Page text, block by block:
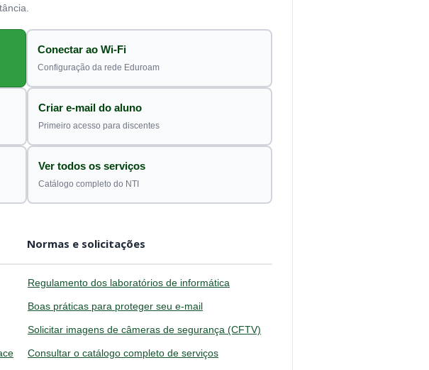
Conectar ao Wi-Fi
Configuração da rede Eduroam
Criar e-mail do aluno
Primeiro acesso para discentes
Ver todos os serviços
Catálogo completo do NTI
Normas e solicitações
Regulamento dos laboratórios de informática
Boas práticas para proteger seu e-mail
Solicitar imagens de câmeras de segurança (CFTV)
Consultar o catálogo completo de serviços